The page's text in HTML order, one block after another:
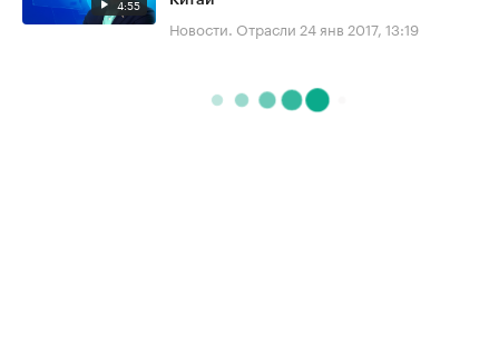
4:55
Новости. Отрасли 24 янв 2017, 13:19